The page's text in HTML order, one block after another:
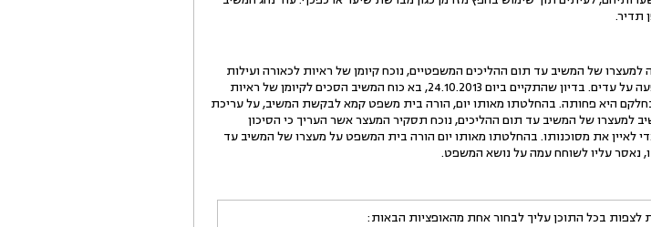
תדיר.
של המשיב עד תום ההליכים המשפטיים, נוכח קיומן של ראיות לכאורה ועילות
מעצר של מסוכנות ושל חשש לשיבוש הליכי משפט בדרך של השפעה על עדים. בדיון שהתקיים ביום 24.10.2013, בא כוח המשיב הסכים לקיומן של ראיות
היא פחותה. בהחלטתו מאותו יום, הורה בית משפט קמא לבקשת המשיב, על עריכת
25.11.2013, הסכים בא כוח המשיב למעצרו של המשיב עד תום ההליכים, נוכח תסקיר המעצר אשר העריך כי הסיכון
לאיין את מסוכנותו. בהחלטתו מאותו יום הורה בית המשפט על מעצרו של המשיב עד
נאסר עליו לשוחח עמה על נושא המשפט.
לצפות בכל התוכן עליך לבחור אחת מהאופציות הבאות: